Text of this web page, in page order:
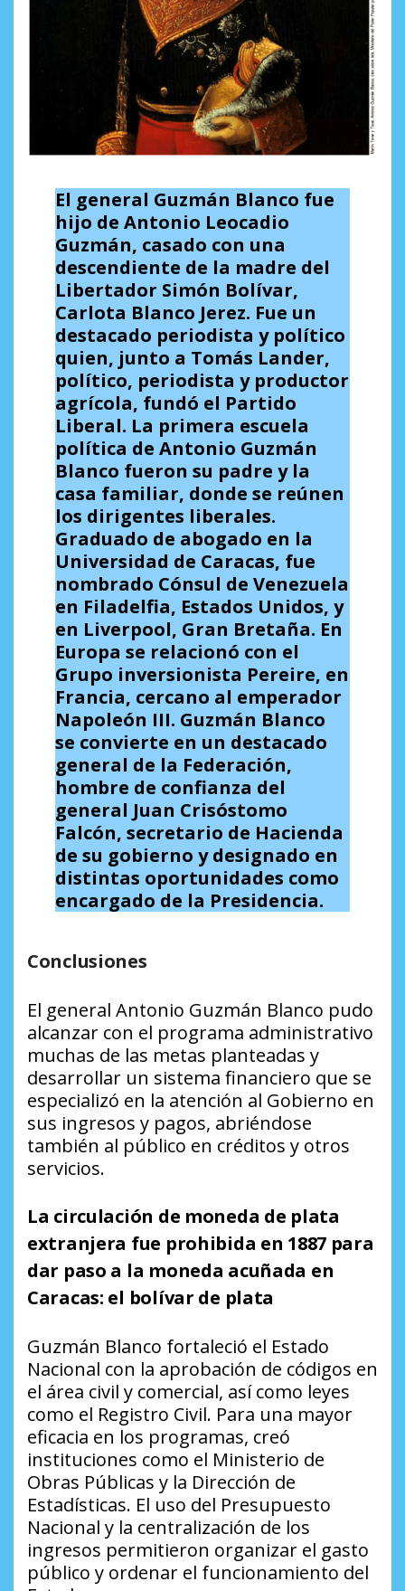
El general Guzmán Blanco fue
hijo de Antonio Leocadio
Guzmán, casado con una
descendiente de la madre del
Libertador Simón Bolívar,
Carlota Blanco Jerez. Fue un
destacado periodista y político
quien, junto a Tomás Lander,
político, periodista y productor
agrícola, fundó el Partido
Liberal. La primera escuela
política de Antonio Guzmán
Blanco fueron su padre y la
casa familiar, donde se reúnen
los dirigentes liberales.
Graduado de abogado en la
Universidad de Caracas, fue
nombrado Cónsul de Venezuela
en Filadelfia, Estados Unidos, y
en Liverpool, Gran Bretaña. En
Europa se relacionó con el
Grupo inversionista Pereire, en
Francia, cercano al emperador
Napoleón III. Guzmán Blanco
se convierte en un destacado
general de la Federación,
hombre de confianza del
general Juan Crisóstomo
Falcón, secretario de Hacienda
de su gobierno y designado en
distintas oportunidades como
encargado de la Presidencia.
Conclusiones
El general Antonio Guzmán Blanco pudo
alcanzar con el programa administrativo
muchas de las metas planteadas y
desarrollar un sistema financiero que se
especializó en la atención al Gobierno en
sus ingresos y pagos, abriéndose
también al público en créditos y otros
servicios.
La circulación de moneda de plata
extranjera fue prohibida en 1887 para
dar paso a la moneda acuñada en
Caracas: el bolívar de plata
Guzmán Blanco fortaleció el Estado
Nacional con la aprobación de códigos en
el área civil y comercial, así como leyes
como el Registro Civil. Para una mayor
eficacia en los programas, creó
instituciones como el Ministerio de
Obras Públicas y la Dirección de
Estadísticas. El uso del Presupuesto
Nacional y la centralización de los
ingresos permitieron organizar el gasto
público y ordenar el funcionamiento del